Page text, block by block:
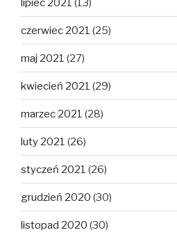
lipiec 2021 (13)
czerwiec 2021 (25)
maj 2021 (27)
kwiecień 2021 (29)
marzec 2021 (28)
luty 2021 (26)
styczeń 2021 (26)
grudzień 2020 (30)
listopad 2020 (30)